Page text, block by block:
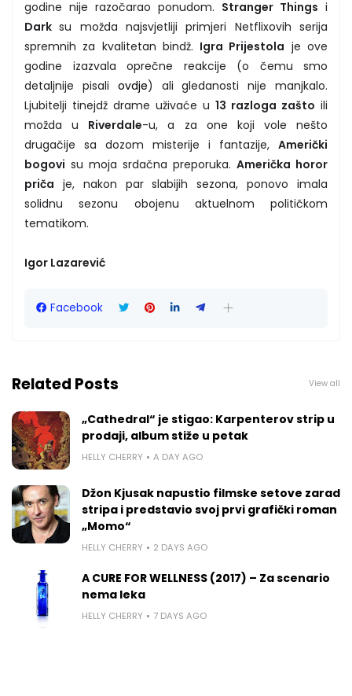
godine nije razočarao ponudom. Stranger Things i
Darksu možda najsvjetliji primjeri Netflixovih serija
spremnih za kvalitetan bindž. Igra Prijestola je ove
godine izazvala oprečne reakcije (o čemu smo
detaljnije pisali ovdje) ali gledanosti nije manjkalo.
Ljubitelji tinejdž drame uživaće u 13 razloga zašto ili
možda u Riverdale-u, a za one koji vole nešto
drugačije sa dozom misterije i fantazije, Američki
bogovi su moja srdačna preporuka. Američka horor
priča je, nakon par slabijih sezona, ponovo imala
solidnu sezonu obojenu aktuelnom političkom
tematikom.
Igor Lazarević
Facebook
Related Posts View all
„Cathedral“ je stigao: Karpenterov strip u
prodaji, album stiže u petak
HELLY CHERRY A DAY AGO
Džon Kjusak napustio filmske setove zarad
stripa i predstavio svoj prvi grafički roman
„Momo“
HELLY CHERRY 2 DAYS AGO
A CURE FOR WELLNESS (2017) – Za scenario
nema leka
HELLY CHERRY 7 DAYS AGO